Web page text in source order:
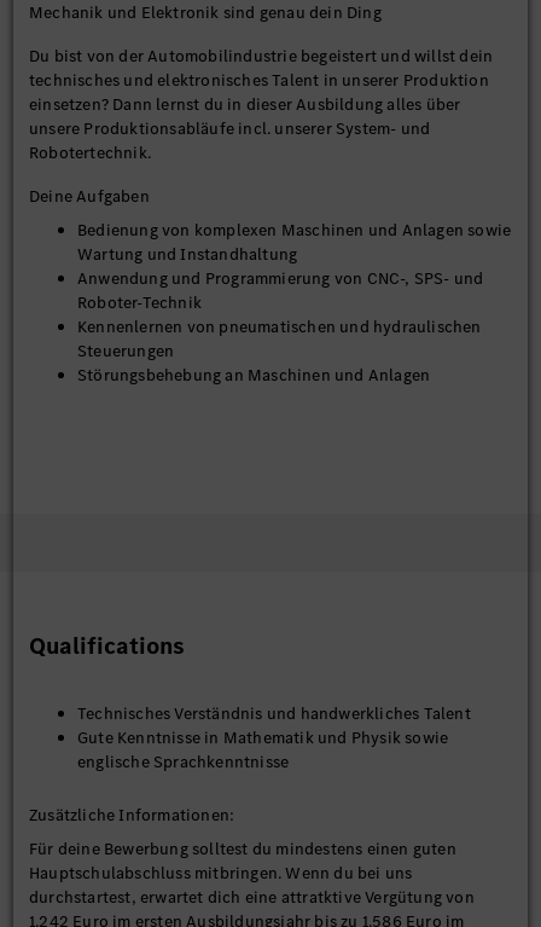
Mechanik und Elektronik sind genau dein Ding
Du bist von der Automobilindustrie begeistert und willst dein
technisches und elektronisches Talent in unserer Produktion
einsetzen? Dann lernst du in dieser Ausbildung alles über
unsere Produktionsabläufe incl. unserer System- und
Robotertechnik.
Deine Aufgaben
Bedienung von komplexen Maschinen und Anlagen sowie
Wartung und Instandhaltung
Anwendung und Programmierung von CNC-, SPS- und
Roboter-Technik
Kennenlernen von pneumatischen und hydraulischen
Steuerungen
Störungsbehebung an Maschinen und Anlagen
Qualifications
Technisches Verständnis und handwerkliches Talent
Gute Kenntnisse in Mathematik und Physik sowie
englische Sprachkenntnisse
Zusätzliche Informationen:
Für deine Bewerbung solltest du mindestens einen guten
Hauptschulabschluss mitbringen. Wenn du bei uns
durchstartest, erwartet dich eine attratktive Vergütung von
1.242 Euro im ersten Ausbildungsjahr bis zu 1.586 Euro im